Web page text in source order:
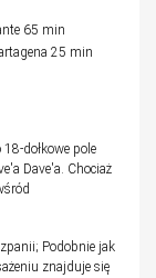
65 min
25 min
dołkowe pole
Dave'a. Chociaż
Podobnie jak
znajduje się